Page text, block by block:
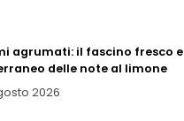
agrumati: il fascino fresco e
delle note al limone
2026